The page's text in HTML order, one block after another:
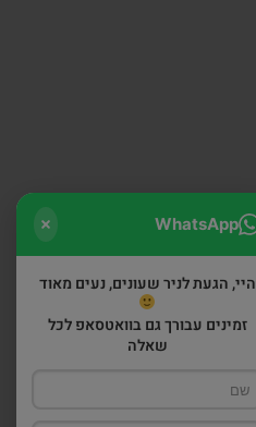
WhatsApp
היי, הגעת לניר שעונים, נעים מאוד
זמינים עבורך גם בוואטסאפ לכל
שאלה